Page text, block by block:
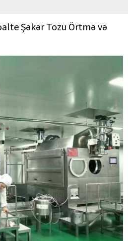
Şəkər Tozu Örtmə və